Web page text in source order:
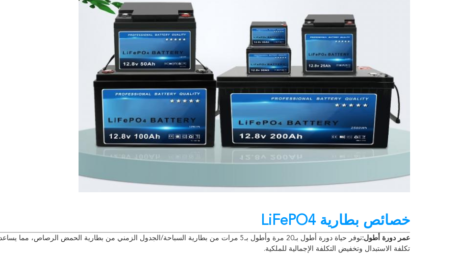
خصائص بطارية LiFePO4
عمر دورة أطول:
توفر حياة دورة أطول بـ20 مرة وأطول بـ5 مرات من بطارية السباحة/الجدول الزمني من بطارية الحمض الرصاص، مما
تكلفة الاستبدال وتخفيض التكلفة الإجمالية للملكية.